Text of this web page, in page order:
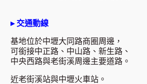
▸ 交通動線
基地位於中壢大同路商圈周邊，
可銜接中正路、中山路、新生路、
中央西路與老街溪周邊主要道路。
近老街溪站與中壢火車站。